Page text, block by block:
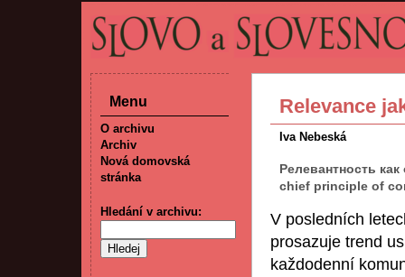
Relevance
Iva Nebeská
Релевантность
chief principle of
V posledních
prosazuje trend
každodenní
Menu
O archivu
Archiv
Nová domovská
stránka
Hledání v archivu: